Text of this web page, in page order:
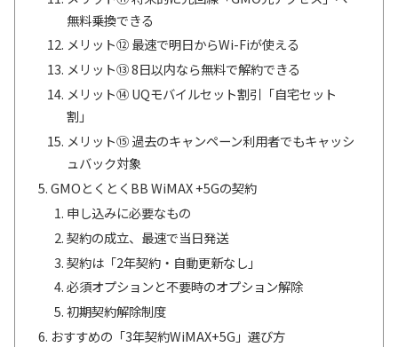
無料乗換できる
メリット⑫ 最速で明日からWi-Fiが使える
メリット⑬ 8日以内なら無料で解約できる
メリット⑭ UQモバイルセット割引「自宅セット
割」
メリット⑮ 過去のキャンペーン利用者でもキャッシ
ュバック対象
GMOとくとくBB WiMAX +5Gの契約
申し込みに必要なもの
契約の成立、最速で当日発送
契約は「2年契約・自動更新なし」
必須オプションと不要時のオプション解除
初期契約解除制度
おすすめの「3年契約WiMAX+5G」選び方